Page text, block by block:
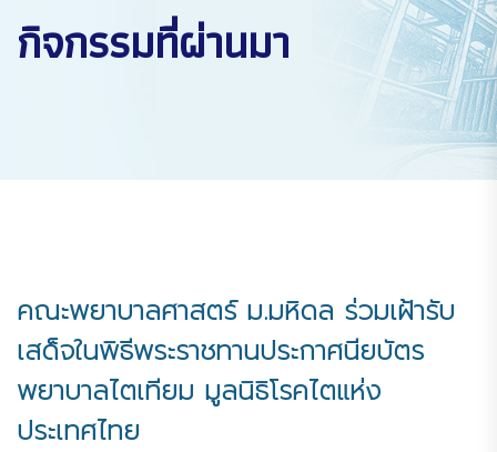
กิจกรรมที่ผ่านมา
คณะพยาบาลศาสตร์ ม.มหิดล ร่วมเฝ้ารับ
เสด็จในพิธีพระราชทานประกาศนียบัตร
พยาบาลไตเทียม มูลนิธิโรคไตแห่ง
ประเทศไทย